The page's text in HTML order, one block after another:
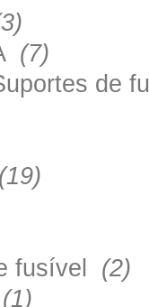
(7)
de
(19)
fusível (2)
(1)